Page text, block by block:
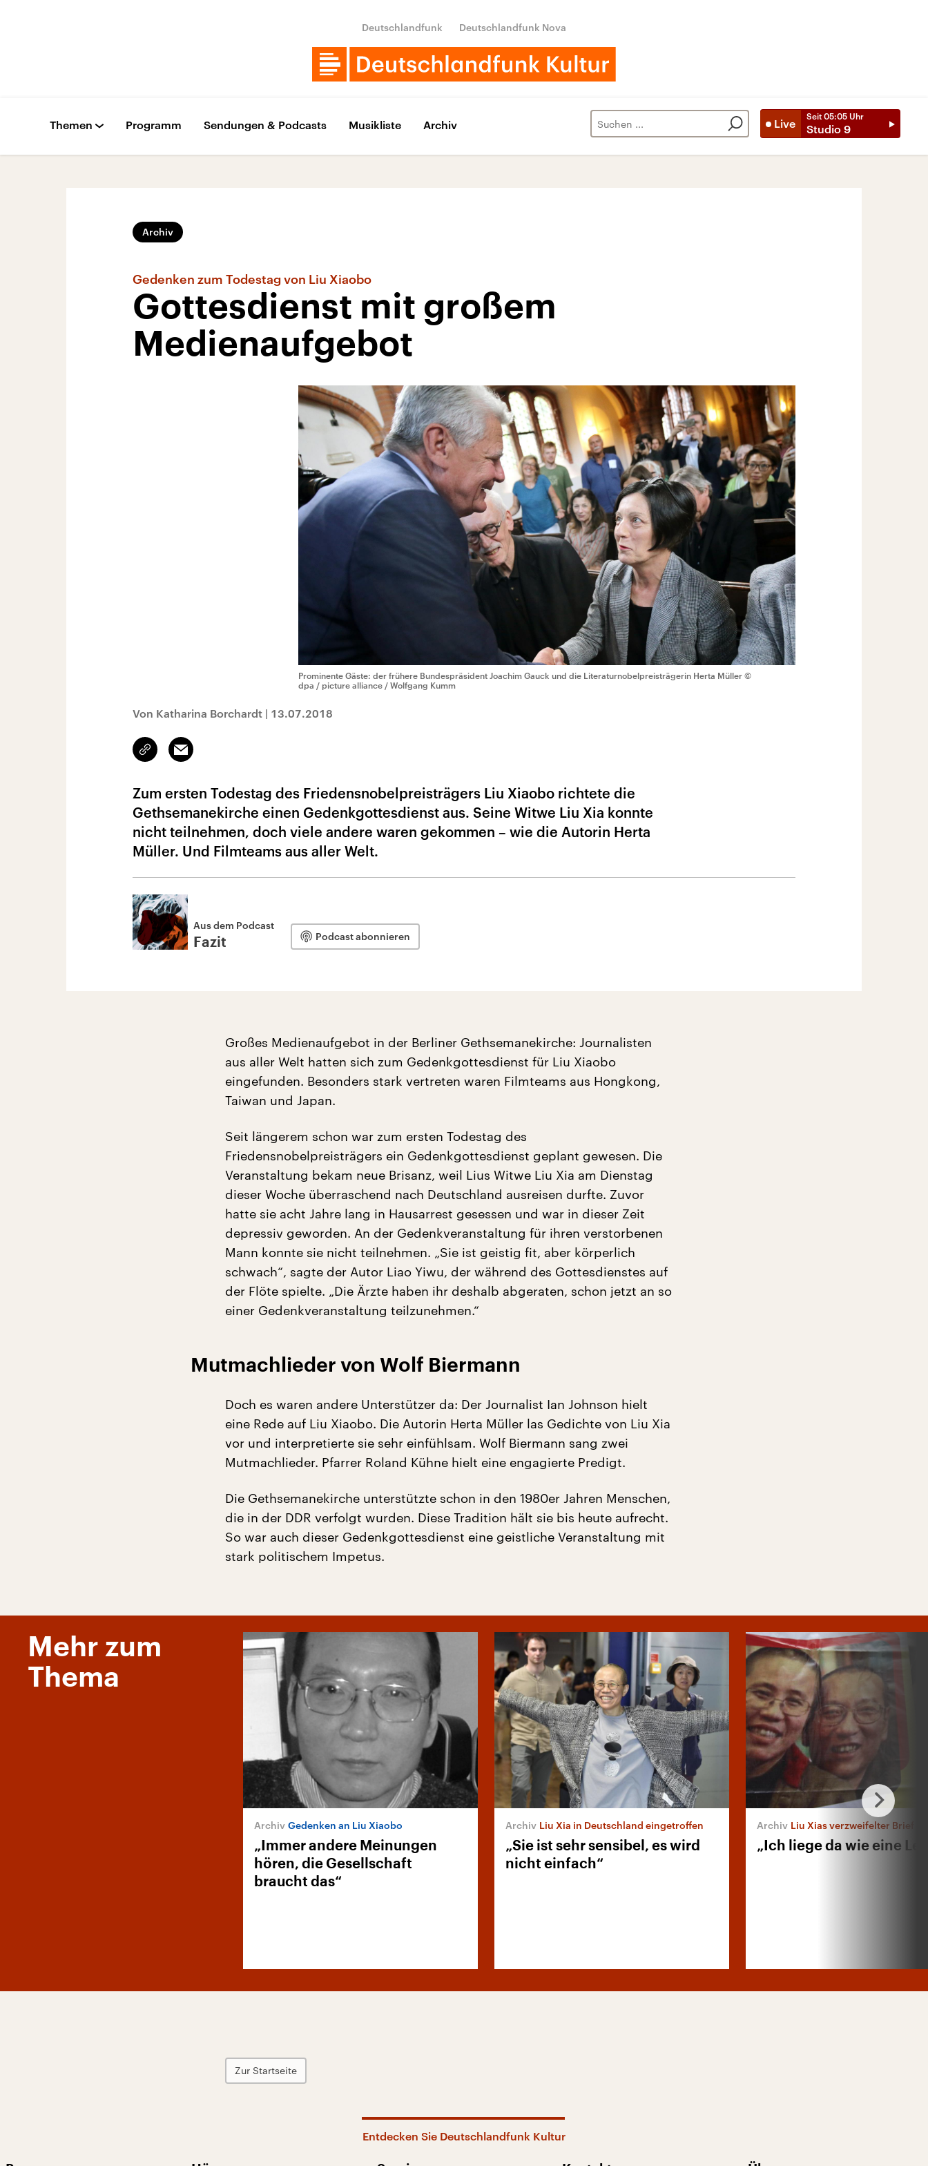
Deutschlandfunk Deutschlandfunk Nova
Live
Seit 05:05 Uhr
Studio 9
Themen Programm Sendungen & Podcasts Musikliste Archiv
Archiv
Gedenken zum Todestag von Liu Xiaobo
Gottesdienst mit großem
Medienaufgebot
Prominente Gäste: der frühere Bundespräsident Joachim Gauck und die Literaturnobelpreisträgerin Herta Müller ©
dpa / picture alliance / Wolfgang Kumm
Von Katharina Borchardt | 13.07.2018
Link
kopieren/teilen
Email
Zum ersten Todestag des Friedensnobelpreisträgers Liu Xiaobo richtete die
Gethsemanekirche einen Gedenkgottesdienst aus. Seine Witwe Liu Xia konnte
nicht teilnehmen, doch viele andere waren gekommen – wie die Autorin Herta
Müller. Und Filmteams aus aller Welt.
Aus dem Podcast
Fazit Podcast abonnieren
Großes Medienaufgebot in der Berliner Gethsemanekirche: Journalisten
aus aller Welt hatten sich zum Gedenkgottesdienst für Liu Xiaobo
eingefunden. Besonders stark vertreten waren Filmteams aus Hongkong,
Taiwan und Japan.
Seit längerem schon war zum ersten Todestag des
Friedensnobelpreisträgers ein Gedenkgottesdienst geplant gewesen. Die
Veranstaltung bekam neue Brisanz, weil Lius Witwe Liu Xia am Dienstag
dieser Woche überraschend nach Deutschland ausreisen durfte. Zuvor
hatte sie acht Jahre lang in Hausarrest gesessen und war in dieser Zeit
depressiv geworden. An der Gedenkveranstaltung für ihren verstorbenen
Mann konnte sie nicht teilnehmen. „Sie ist geistig fit, aber körperlich
schwach“, sagte der Autor Liao Yiwu, der während des Gottesdienstes auf
der Flöte spielte. „Die Ärzte haben ihr deshalb abgeraten, schon jetzt an so
einer Gedenkveranstaltung teilzunehmen.“
Mutmachlieder von Wolf Biermann
Doch es waren andere Unterstützer da: Der Journalist Ian Johnson hielt
eine Rede auf Liu Xiaobo. Die Autorin Herta Müller las Gedichte von Liu Xia
vor und interpretierte sie sehr einfühlsam. Wolf Biermann sang zwei
Mutmachlieder. Pfarrer Roland Kühne hielt eine engagierte Predigt.
Die Gethsemanekirche unterstützte schon in den 1980er Jahren Menschen,
die in der DDR verfolgt wurden. Diese Tradition hält sie bis heute aufrecht.
So war auch dieser Gedenkgottesdienst eine geistliche Veranstaltung mit
stark politischem Impetus.
Mehr zum
Thema
Gedenken an Liu Xiaobo
„Immer andere Meinungen
hören, die Gesellschaft
braucht das“
Liu Xia in Deutschland eingetroffen
„Sie ist sehr sensibel, es wird
nicht einfach“
Liu Xias verzweifelter Brief
„Ich liege da wie eine
Zur Startseite
Entdecken Sie Deutschlandfunk Kultur